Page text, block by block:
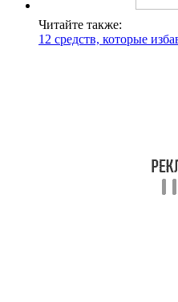
Читайте также:
12 средств, которые